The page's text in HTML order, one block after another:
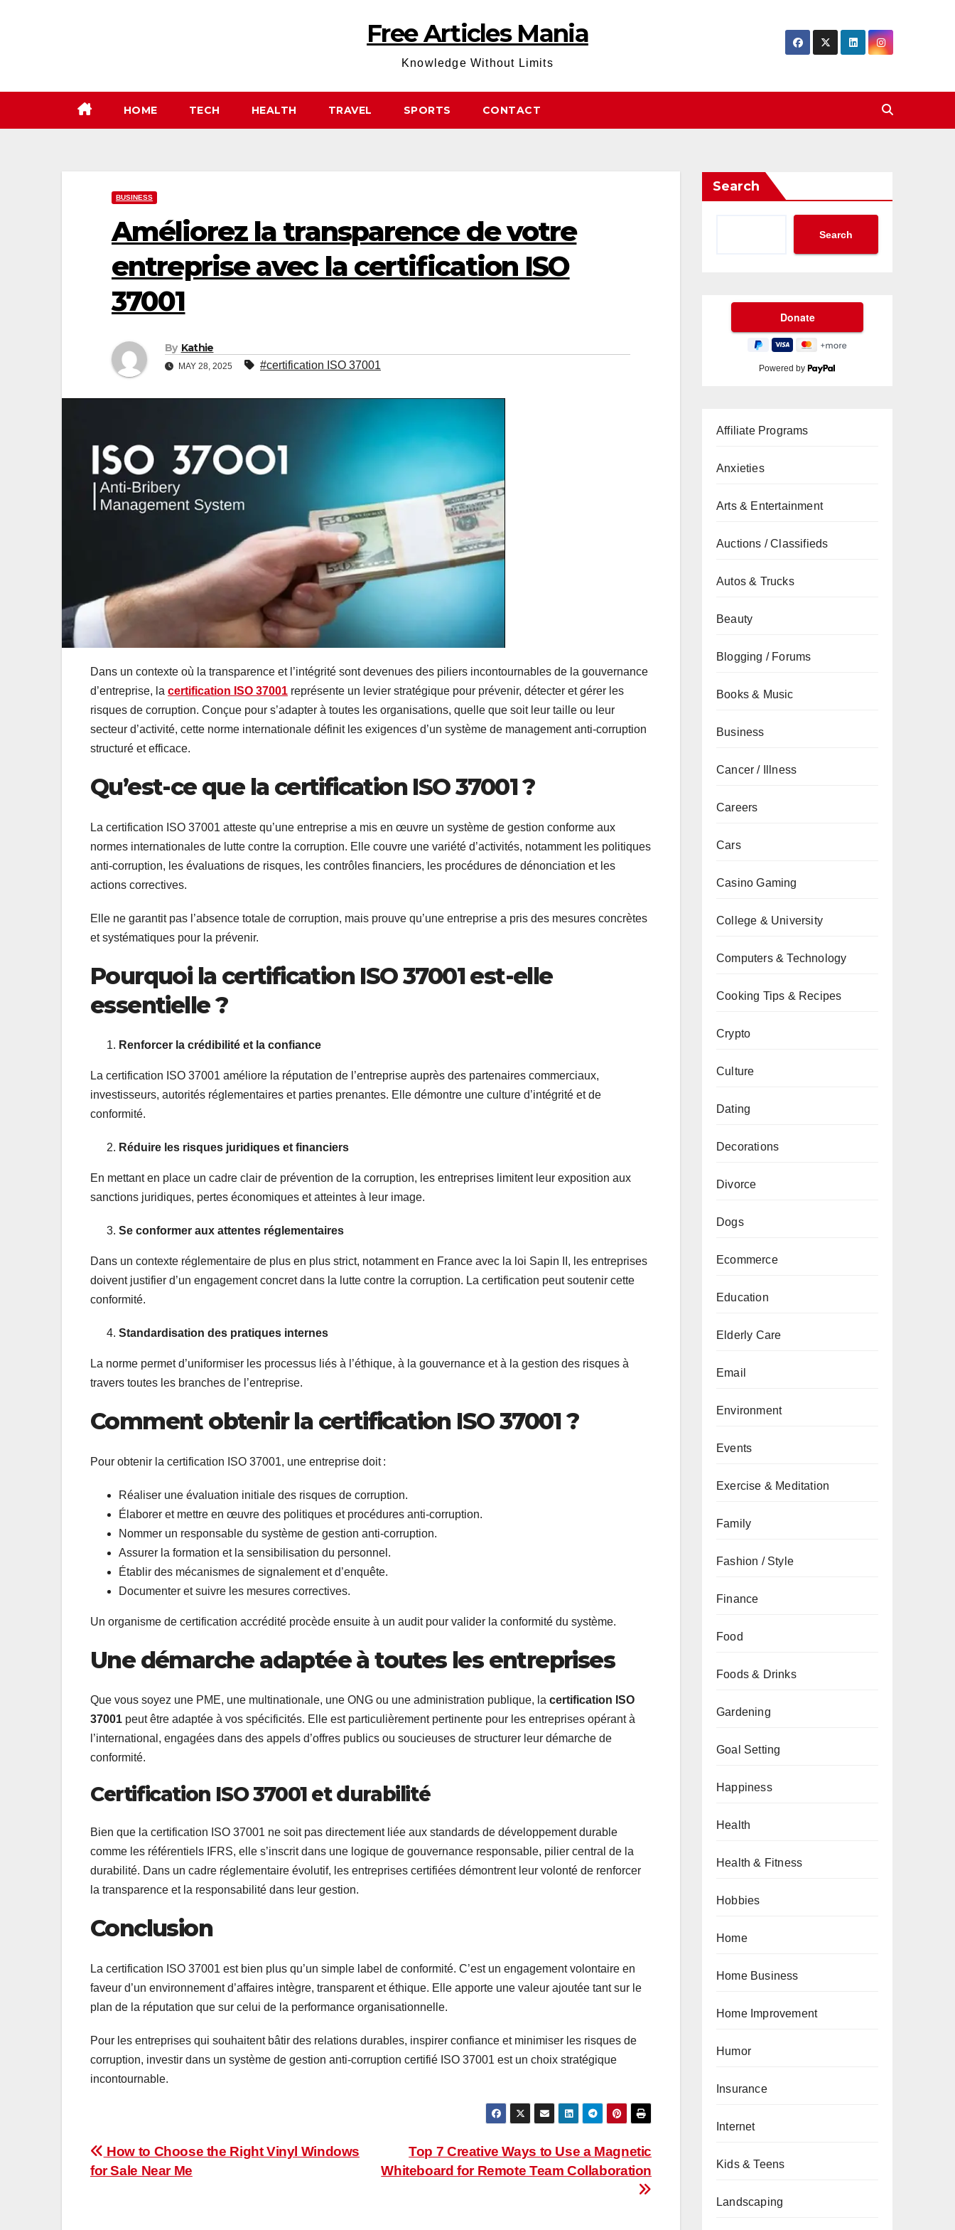
Free Articles Mania
Knowledge Without Limits
HOME TECH HEALTH TRAVEL SPORTS CONTACT
BUSINESS
Améliorez la transparence de votre
entreprise avec la certification ISO
37001
By Kathie
MAY 28, 2025 #certification ISO 37001
Dans un contexte où la transparence et l’intégrité sont devenues des piliers incontournables de la gouvernance
d’entreprise, la certification ISO 37001 représente un levier stratégique pour prévenir, détecter et gérer les
risques de corruption. Conçue pour s’adapter à toutes les organisations, quelle que soit leur taille ou leur
secteur d’activité, cette norme internationale définit les exigences d’un système de management anti-corruption
structuré et efficace.
Qu’est-ce que la certification ISO 37001 ?
La certification ISO 37001 atteste qu’une entreprise a mis en œuvre un système de gestion conforme aux
normes internationales de lutte contre la corruption. Elle couvre une variété d’activités, notamment les politiques
anti-corruption, les évaluations de risques, les contrôles financiers, les procédures de dénonciation et les
actions correctives.
Elle ne garantit pas l’absence totale de corruption, mais prouve qu’une entreprise a pris des mesures concrètes
et systématiques pour la prévenir.
Pourquoi la certification ISO 37001 est-elle
essentielle ?
Renforcer la crédibilité et la confiance
La certification ISO 37001 améliore la réputation de l’entreprise auprès des partenaires commerciaux,
investisseurs, autorités réglementaires et parties prenantes. Elle démontre une culture d’intégrité et de
conformité.
Réduire les risques juridiques et financiers
En mettant en place un cadre clair de prévention de la corruption, les entreprises limitent leur exposition aux
sanctions juridiques, pertes économiques et atteintes à leur image.
Se conformer aux attentes réglementaires
Dans un contexte réglementaire de plus en plus strict, notamment en France avec la loi Sapin II, les entreprises
doivent justifier d’un engagement concret dans la lutte contre la corruption. La certification peut soutenir cette
conformité.
Standardisation des pratiques internes
La norme permet d’uniformiser les processus liés à l’éthique, à la gouvernance et à la gestion des risques à
travers toutes les branches de l’entreprise.
Comment obtenir la certification ISO 37001 ?
Pour obtenir la certification ISO 37001, une entreprise doit :
Réaliser une évaluation initiale des risques de corruption.
Élaborer et mettre en œuvre des politiques et procédures anti-corruption.
Nommer un responsable du système de gestion anti-corruption.
Assurer la formation et la sensibilisation du personnel.
Établir des mécanismes de signalement et d’enquête.
Documenter et suivre les mesures correctives.
Un organisme de certification accrédité procède ensuite à un audit pour valider la conformité du système.
Une démarche adaptée à toutes les entreprises
Que vous soyez une PME, une multinationale, une ONG ou une administration publique, la certification ISO
37001 peut être adaptée à vos spécificités. Elle est particulièrement pertinente pour les entreprises opérant à
l’international, engagées dans des appels d’offres publics ou soucieuses de structurer leur démarche de
conformité.
Certification ISO 37001 et durabilité
Bien que la certification ISO 37001 ne soit pas directement liée aux standards de développement durable
comme les référentiels IFRS, elle s’inscrit dans une logique de gouvernance responsable, pilier central de la
durabilité. Dans un cadre réglementaire évolutif, les entreprises certifiées démontrent leur volonté de renforcer
la transparence et la responsabilité dans leur gestion.
Conclusion
La certification ISO 37001 est bien plus qu’un simple label de conformité. C’est un engagement volontaire en
faveur d’un environnement d’affaires intègre, transparent et éthique. Elle apporte une valeur ajoutée tant sur le
plan de la réputation que sur celui de la performance organisationnelle.
Pour les entreprises qui souhaitent bâtir des relations durables, inspirer confiance et minimiser les risques de
corruption, investir dans un système de gestion anti-corruption certifié ISO 37001 est un choix stratégique
incontournable.
Post
navigation
Top 7 Creative Ways to Use a Magnetic
Whiteboard for Remote Team Collaboration
How to Choose the Right Vinyl Windows
for Sale Near Me
Search
Search
Powered by
Affiliate Programs
Anxieties
Arts & Entertainment
Auctions / Classifieds
Autos & Trucks
Beauty
Blogging / Forums
Books & Music
Business
Cancer / Illness
Careers
Cars
Casino Gaming
College & University
Computers & Technology
Cooking Tips & Recipes
Crypto
Culture
Dating
Decorations
Divorce
Dogs
Ecommerce
Education
Elderly Care
Email
Environment
Events
Exercise & Meditation
Family
Fashion / Style
Finance
Food
Foods & Drinks
Gardening
Goal Setting
Happiness
Health
Health & Fitness
Hobbies
Home
Home Business
Home Improvement
Humor
Insurance
Internet
Kids & Teens
Landscaping